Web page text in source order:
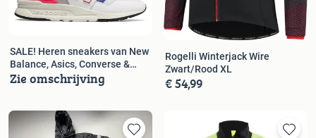
SALE! Heren sneakers van New
Balance, Asics, Converse &
meer
Zie omschrijving
Rogelli Winterjack Wire
Zwart/Rood XL
€ 54,99